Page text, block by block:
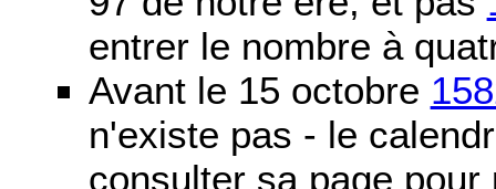
entrer le nombre à
Avant le 15 octobre
n'existe pas - le
consulter sa page pour